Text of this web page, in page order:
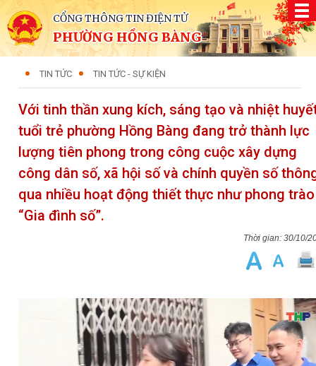
CỔNG THÔNG TIN ĐIỆN TỬ
PHƯỜNG HỒNG BÀNG
TIN TỨC TIN TỨC - SỰ KIỆN
Với tinh thần xung kích, sáng tạo và nhiệt
tuổi trẻ phường Hồng Bàng đang trở thành lực
lượng tiên phong trong công cuộc xây dựng
công dân số, xã hội số và chính quyền số
qua nhiều hoạt động thiết thực như phong trào
“Gia đình số”.
30/10/